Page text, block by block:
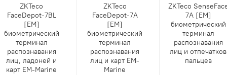
ZKTeco
FaceDepot-7BL
[EM]
биометрический
терминал
распознавания
лиц, ладоней и
карт EM-Marine
ZKTeco
FaceDepot-7A
[EM]
биометрический
терминал
распознавания
лиц и карт EM-
Marine
ZKTeco
7A [EM]
биометрический
терминал
распознавания
лиц и отпечатков
пальцев